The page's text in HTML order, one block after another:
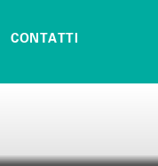
CONTATTI